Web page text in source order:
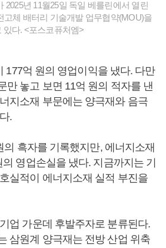
2025년 11월25일 독일 베를린에서 열린
고체 배터리 기술개발 업무협약(MOU)을
있다. <포스코퓨처엠>
177억 원의 영업이익을 냈다. 다만
만 놓고 보면 11억 원의 적자를 낸
지소재 부문에는 양극재와 음극
.
의 흑자를 기록했지만, 에너지소재
영업손실을 냈다. 지금까지는 기
실적이 에너지소재 실적 부진을
업 가운데 후발주자로 분류된다.
삼원계 양극재는 전방 산업 위축